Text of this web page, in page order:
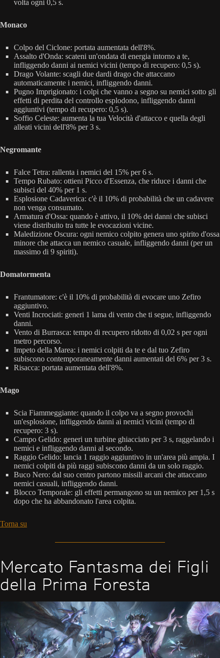
volta ogni 0,5 s.
Monaco
Colpo del Ciclone: portata aumentata dell'8%.
Assalto d'Onda: scateni un'ondata di energia intorno a te,
infliggendo danni ai nemici vicini (tempo di recupero: 0,5 s).
Drago Volante: scagli due dardi drago che attaccano
automaticamente i nemici, infliggendo danni.
Pugno Imprigionato: i colpi che vanno a segno su nemici sotto gli
effetti di perdita del controllo esplodono, infliggendo danni
aggiuntivi (tempo di recupero: 0,5 s).
Soffio Celeste: aumenta la tua Velocità d'attacco e quella degli
alleati vicini dell'8% per 3 s.
Negromante
Falce Tetra: rallenta i nemici del 15% per 6 s.
Tempo Rubato: ottieni Picco d'Essenza, che riduce i danni che
subisci del 40% per 1 s.
Esplosione Cadaverica: c'è il 10% di probabilità che un cadavere
non venga consumato.
Armatura d'Ossa: quando è attivo, il 10% dei danni che subisci
viene distribuito tra tutte le evocazioni vicine.
Maledizione Oscura: ogni nemico colpito genera uno spirito d'ossa
minore che attacca un nemico casuale, infliggendo danni (per un
massimo di 9 spiriti).
Domatormenta
Frantumatore: c'è il 10% di probabilità di evocare uno Zefiro
aggiuntivo.
Venti Incrociati: generi 1 lama di vento che ti segue, infliggendo
danni.
Vento di Burrasca: tempo di recupero ridotto di 0,02 s per ogni
metro percorso.
Impeto della Marea: i nemici colpiti da te e dal tuo Zefiro
subiscono contemporaneamente danni aumentati del 6% per 3 s.
Risacca: portata aumentata dell'8%.
Mago
Scia Fiammeggiante: quando il colpo va a segno provochi
un'esplosione, infliggendo danni ai nemici vicini (tempo di
recupero: 3 s).
Campo Gelido: generi un turbine ghiacciato per 3 s, raggelando i
nemici e infliggendo danni al secondo.
Raggio Gelido: lancia 1 raggio aggiuntivo in un'area più ampia. I
nemici colpiti da più raggi subiscono danni da un solo raggio.
Buco Nero: dal suo centro partono missili arcani che attaccano
nemici casuali, infliggendo danni.
Blocco Temporale: gli effetti permangono su un nemico per 1,5 s
dopo che ha abbandonato l'area colpita.
Torna su
Mercato Fantasma dei Figli
della Prima Foresta